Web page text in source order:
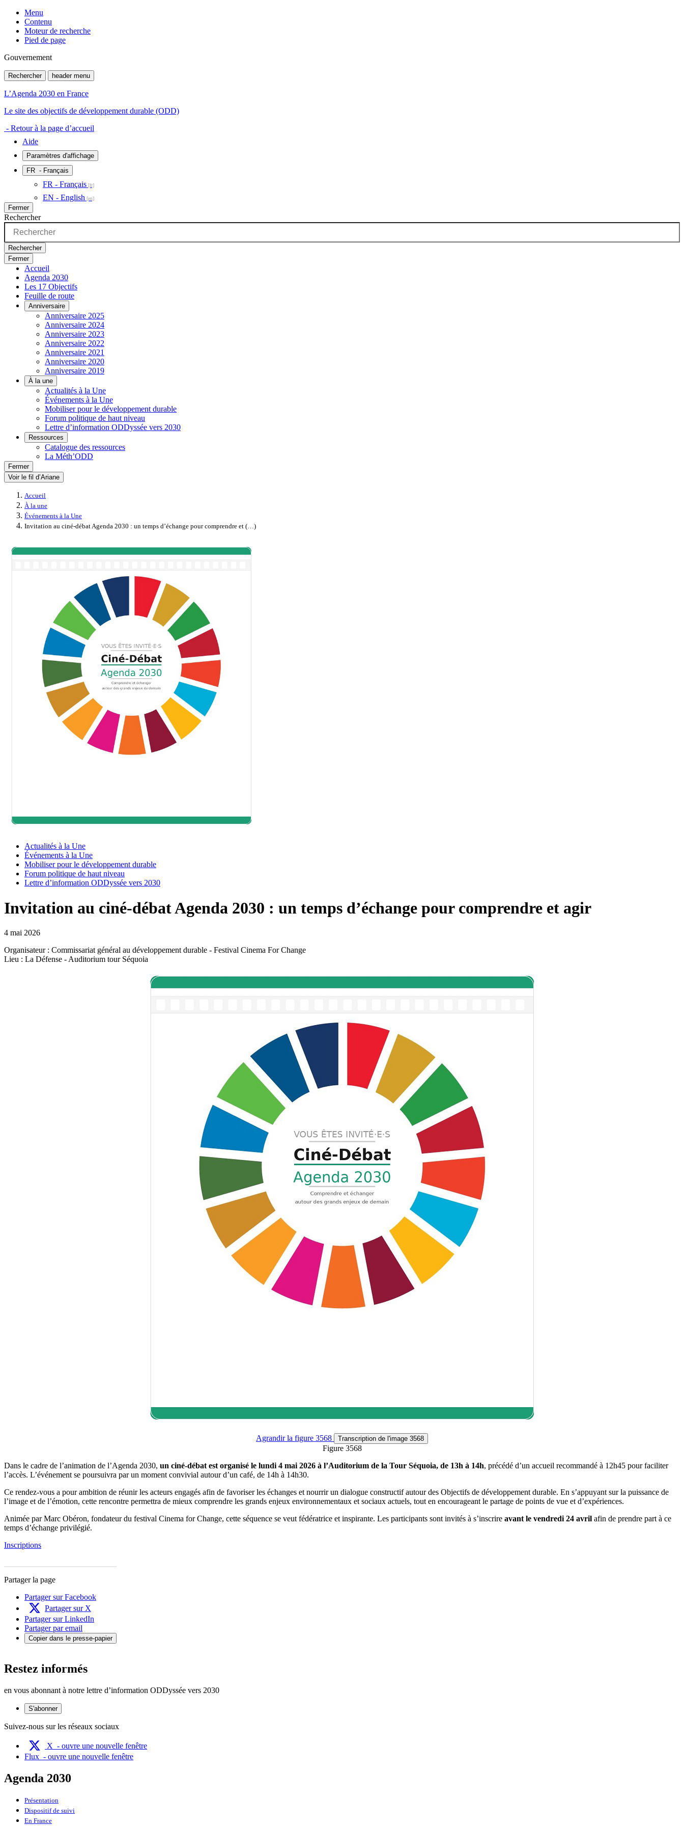
Menu
Contenu
Moteur de recherche
Pied de page
Gouvernement
Rechercher header menu
L’Agenda 2030 en France
Le site des objectifs de développement durable (ODD)
- Retour à la page d’accueil
Aide
Paramètres d'affichage
FR - Français
FR - Français
EN - English
Fermer
Rechercher
Rechercher
Fermer
Accueil
Agenda 2030
Les 17 Objectifs
Feuille de route
Anniversaire
Anniversaire 2025
Anniversaire 2024
Anniversaire 2023
Anniversaire 2022
Anniversaire 2021
Anniversaire 2020
Anniversaire 2019
À la une
Actualités à la Une
Événements à la Une
Mobiliser pour le développement durable
Forum politique de haut niveau
Lettre d’information ODDyssée vers 2030
Ressources
Catalogue des ressources
La Méth’ODD
Fermer
Voir le fil d’Ariane
Accueil
À la une
Événements à la Une
Invitation au ciné-débat Agenda 2030 : un temps d’échange pour comprendre et (…)
Actualités à la Une
Événements à la Une
Mobiliser pour le développement durable
Forum politique de haut niveau
Lettre d’information ODDyssée vers 2030
Invitation au ciné-débat Agenda 2030 : un temps d’échange pour comprendre et agir
4 mai 2026
Organisateur : Commissariat général au développement durable - Festival Cinema For Change
Lieu : La Défense - Auditorium tour Séquoia
Agrandirla figure 3568 Transcription de l'image 3568
Figure 3568
Dans le cadre de l’animation de l’Agenda 2030, un ciné-débat est organisé le lundi 4 mai 2026 à l’Auditorium de la Tour Séquoia, de 13h à 14h, précédé d’un accueil recommandé à 12h45 pour faciliter
l’accès. L’événement se poursuivra par un moment convivial autour d’un café, de 14h à 14h30.
Ce rendez-vous a pour ambition de réunir les acteurs engagés afin de favoriser les échanges et nourrir un dialogue constructif autour des Objectifs de développement durable. En s’appuyant sur la puissance de
l’image et de l’émotion, cette rencontre permettra de mieux comprendre les grands enjeux environnementaux et sociaux actuels, tout en encourageant le partage de points de vue et d’expériences.
Animée par Marc Obéron, fondateur du festival Cinema for Change, cette séquence se veut fédératrice et inspirante. Les participants sont invités à s’inscrire avant le vendredi 24 avril afin de prendre part à ce
temps d’échange privilégié.
Inscriptions
Partager la page
Partager sur Facebook
Partager sur X
Partager sur LinkedIn
Partager par email
Copier dans le presse-papier
Restez informés
en vous abonnant à notre lettre d’information ODDyssée vers 2030
S'abonner
Suivez-nous sur les réseaux sociaux
X - ouvre une nouvelle fenêtre
Flux - ouvre une nouvelle fenêtre
Agenda 2030
Présentation
Dispositif de suivi
En France